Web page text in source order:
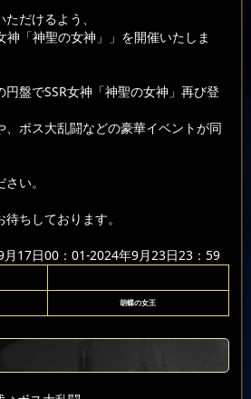
だけるよう、
神「神聖の女神」」を開催いたしま
盤でSSR女神「神聖の女神」再び登
ボス大乱闘などの豪華イベントが同
い。
ちしております。
17日00：01-2024年9月23日23：59
胡蝶の女王